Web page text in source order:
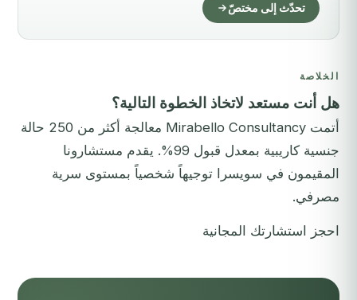
تحدّث إلى مختصّ
الخلاصة
هل أنت مستعد لاتخاذ الخطوة التالية؟
أتمت Mirabello Consultancy معالجة أكثر من 250 حالة
جنسية كاريبية بمعدل قبول 99%. يقدم مستشارونا
المقيمون في سويسرا توجيهاً شخصياً بمستوى سرية
مصرفي.
احجز استشارتك المجانية